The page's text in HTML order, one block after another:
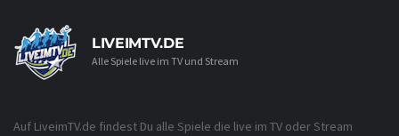
LIVEIMTV.DE
Alle Spiele live im TV und Stream
Auf LiveimTV.de findest Du alle Spiele die live im TV oder Stream